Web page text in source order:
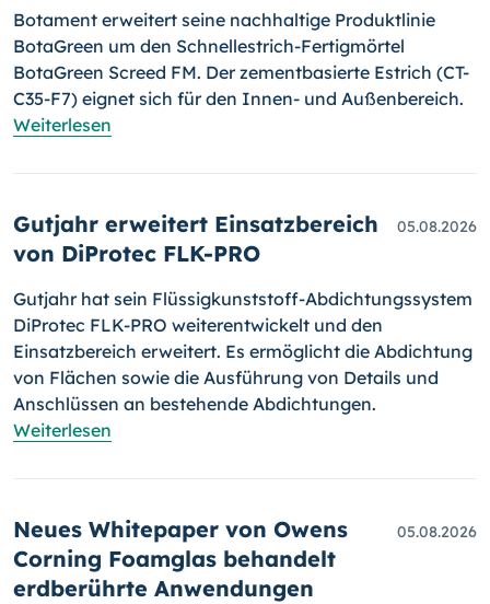
Botament erweitert seine nachhaltige Produktlinie
BotaGreen um den Schnellestrich-Fertigmörtel
BotaGreen Screed FM. Der zementbasierte Estrich (CT-
C35-F7) eignet sich für den Innen- und Außenbereich.
Weiterlesen
Gutjahr erweitert Einsatzbereich
von DiProtec FLK-PRO
05.08.2026
Gutjahr hat sein Flüssigkunststoff-Abdichtungssystem
DiProtec FLK-PRO weiterentwickelt und den
Einsatzbereich erweitert. Es ermöglicht die Abdichtung
von Flächen sowie die Ausführung von Details und
Anschlüssen an bestehende Abdichtungen.
Weiterlesen
Neues Whitepaper von Owens
Corning Foamglas behandelt
erdberührte Anwendungen
05.08.2026